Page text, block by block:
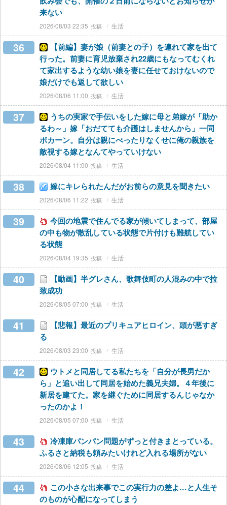
来ない
2026/08/03 22:35 生活
36
【前編】妻が娘（前妻との子）を連れて家を出て
行った。前妻に育児放棄され22歳にもなってむくれ
て家出するような幼い娘を妻に任せておけないので
娘だけでも返して欲しい
2026/08/06 11:00 生活
37
うちの実家で手伝いをした嫁に母と弟嫁が「助か
るわ～」嫁「おだてても介護はしませんから」一同
ポカーン。自分は親にべったりなくせに俺の親族を
敵視する嫁となんてやっていけない
2026/08/04 11:00 生活
38 嫁にキレられたんだがお前らの意見を聞きたい
2026/08/06 11:22 生活
39
今回の地震で住んでる家が傾いてしまって、部屋
の中も物が散乱している状態で片付けも難航してい
る状態
2026/08/04 19:35 生活
40
【動画】半グレさん、歌舞伎町の人混みの中で拉
致成功
2026/08/05 07:00 生活
41
【悲報】最近のプリキュアヒロイン、頭が悪すぎ
る
2026/08/03 23:00 生活
42
ウトメと同居してる私たちを「自分が長男だか
ら」と追い出して同居を始めた義兄夫婦。４年後に
新居を建てた。家を継ぐために同居するんじゃなか
ったのかよ！
2026/08/05 07:00 生活
43
冷凍庫パンパン問題がずっと付きまとっている。
ふるさと納税も頼みたいけれど入れる場所がない
2026/08/06 12:05 生活
44
この小さな出来事でこの実行力の差よ…と人生そ
のものが心配になってしまう